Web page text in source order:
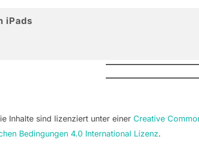
iPads
Inhalte sind lizenziert unter einer Creative
Bedingungen 4.0 International Lizenz.